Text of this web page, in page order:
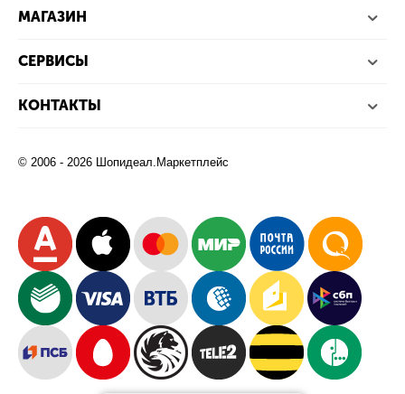
МАГАЗИН
СЕРВИСЫ
КОНТАКТЫ
© 2006 - 2026 Шопидеал.Маркетплейс